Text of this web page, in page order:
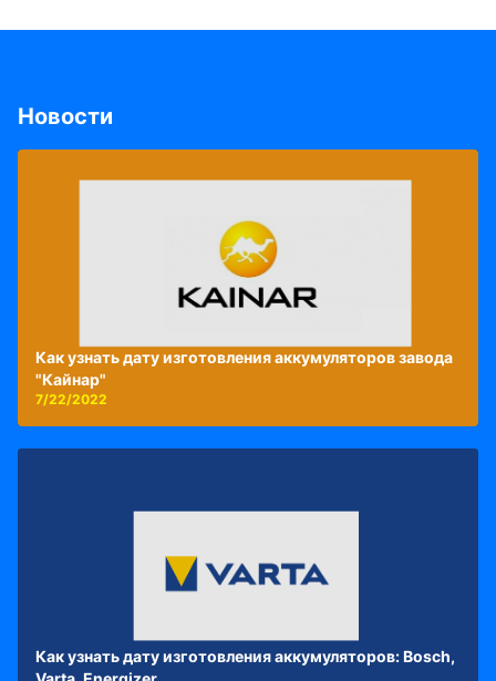
Новости
Как узнать дату изготовления аккумуляторов завода
"Кайнар"
7/22/2022
Как узнать дату изготовления аккумуляторов: Bosch,